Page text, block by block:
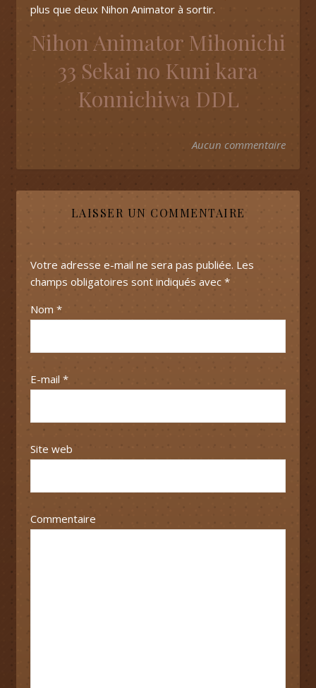
plus que deux Nihon Animator à sortir.
Nihon Animator Mihonichi
33 Sekai no Kuni kara
Konnichiwa DDL
Aucun commentaire
LAISSER UN COMMENTAIRE
Votre adresse e-mail ne sera pas publiée. Les
champs obligatoires sont indiqués avec *
Nom *
E-mail *
Site web
Commentaire